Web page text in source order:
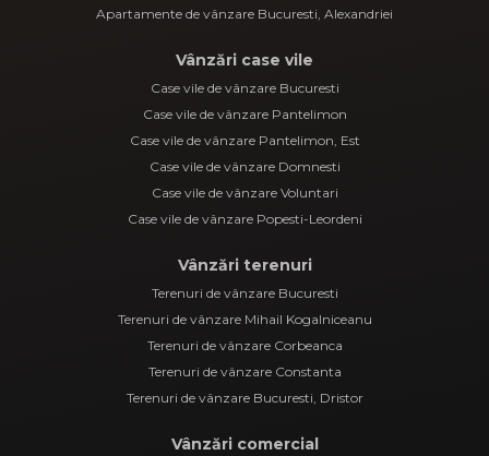
Apartamente de vânzare Bucuresti, Alexandriei
Vânzări case vile
Case vile de vânzare Bucuresti
Case vile de vânzare Pantelimon
Case vile de vânzare Pantelimon, Est
Case vile de vânzare Domnesti
Case vile de vânzare Voluntari
Case vile de vânzare Popesti-Leordeni
Vânzări terenuri
Terenuri de vânzare Bucuresti
Terenuri de vânzare Mihail Kogalniceanu
Terenuri de vânzare Corbeanca
Terenuri de vânzare Constanta
Terenuri de vânzare Bucuresti, Dristor
Vânzări comercial